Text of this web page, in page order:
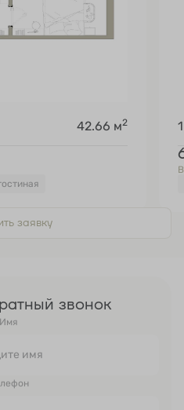
42.66 м2
заявку
звонок
Имя